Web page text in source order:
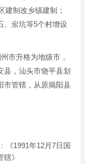
建制改乡镇建制；
、岽坑等5个村增设
市升格为地级市，
县，汕头市饶平县划
市管辖，从原揭阳县
《1991年12月7日国
》